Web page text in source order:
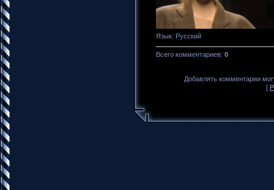
Язык: Русский
Всего комментариев: 0
Добавлять комментарии
[